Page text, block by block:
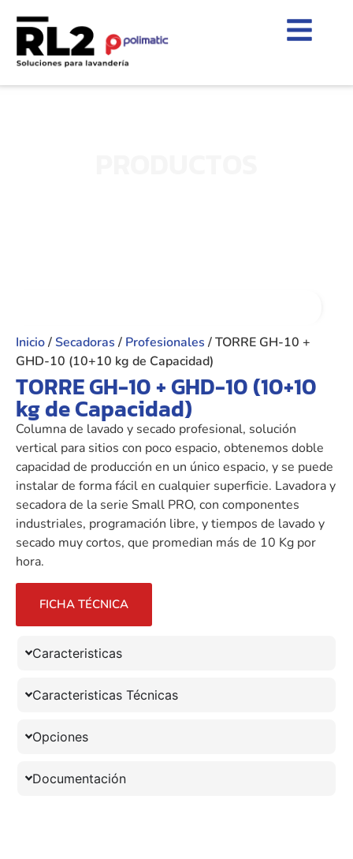
Inicio/Secadoras / Profesionales / TORRE GH-10 +
GHD-10 (10+10 kg de Capacidad)
TORRE GH-10 + GHD-10 (10+10
kg de Capacidad)
Columna de lavado y secado profesional, solución
vertical para sitios con poco espacio, obtenemos doble
capacidad de producción en un único espacio, y se puede
instalar de forma fácil en cualquier superficie. Lavadora y
secadora de la serie Small PRO, con componentes
industriales, programación libre, y tiempos de lavado y
secado muy cortos, que promedian más de 10 Kg por
hora.
FICHA TÉCNICA
Caracteristicas
Caracteristicas Técnicas
Opciones
Documentación